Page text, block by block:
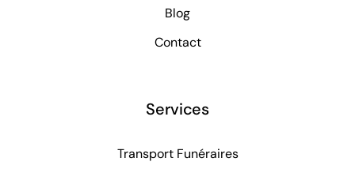
Blog
Contact
Services
Transport Funéraires